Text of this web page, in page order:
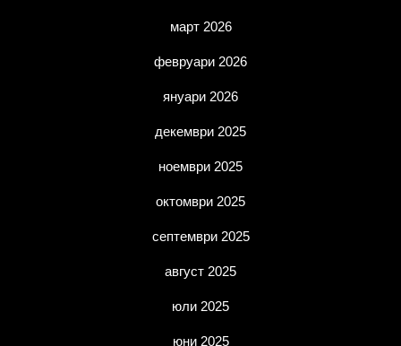
март 2026
февруари 2026
януари 2026
декември 2025
ноември 2025
октомври 2025
септември 2025
август 2025
юли 2025
юни 2025